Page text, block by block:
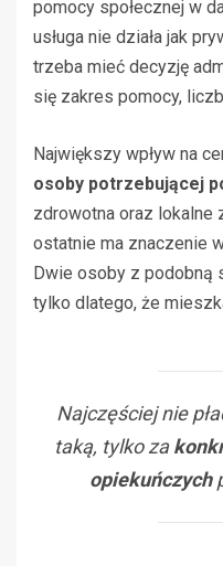
pomocy społecznej w
usługa nie działa jak
trzeba mieć decyzję
się zakres pomocy,
Największy wpływ na
osoby potrzebującej
zdrowotna oraz lokalne
ostatnie ma znaczenie
Dwie osoby z podobną
tylko dlatego, że
Najczęściej nie
taką, tylko za
opiekuńczych